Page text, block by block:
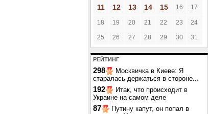
11
12 13 14 15 16 17
18 19 20 21 22 23 24
25 26 27 28 29 30 31
РЕЙТИНГ
298
Москвичка в Киеве: Я
старалась держаться в стороне...
192
Итак, что происходит в
Украине на самом деле
87
Путину капут, он попал в